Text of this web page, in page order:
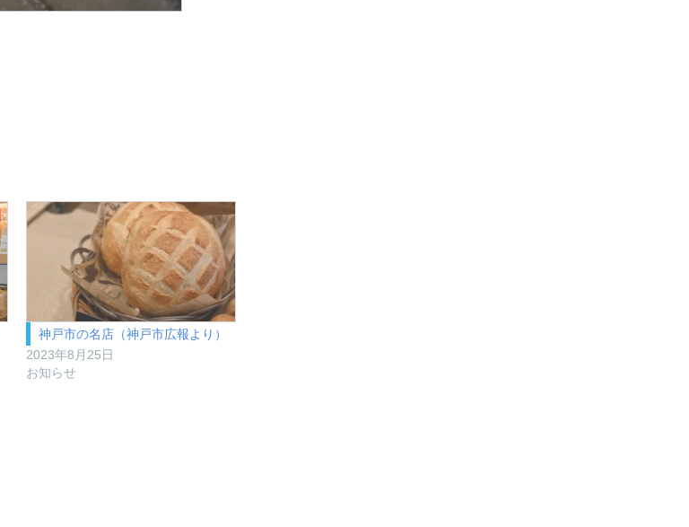
神戸市の名店（神戸市広報より）
2023年8月25日
お知らせ